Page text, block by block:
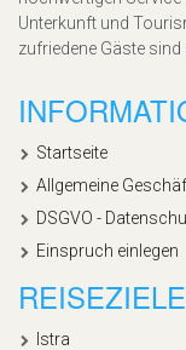
Unterkunft und
zufriedene Gäste sind
Startseite
Allgemeine
DSGVO -
Einspruch einlegen
REISEZIELE
Istra